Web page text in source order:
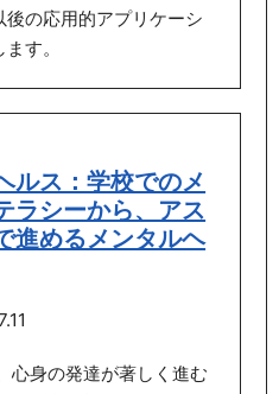
の応用的アプリケーシ
す。
ルス：学校でのメ
ラシーから、アス
進めるメンタルヘ
心身の発達が著しく進む